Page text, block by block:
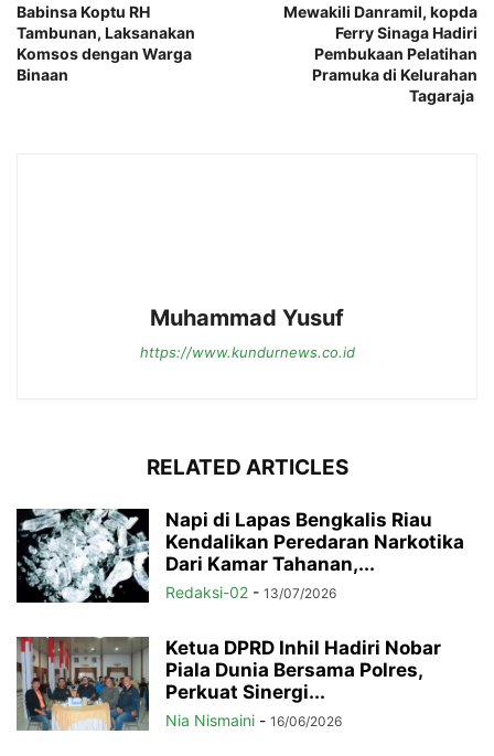
Babinsa Koptu RH
Tambunan, Laksanakan
Komsos dengan Warga
Binaan
Mewakili Danramil, kopda
Ferry Sinaga Hadiri
Pembukaan Pelatihan
Pramuka di Kelurahan
Tagaraja
Muhammad Yusuf
https://www.kundurnews.co.id
RELATED ARTICLES
Napi di Lapas Bengkalis Riau
Kendalikan Peredaran Narkotika
Dari Kamar Tahanan,...
Redaksi-02 - 13/07/2026
Ketua DPRD Inhil Hadiri Nobar
Piala Dunia Bersama Polres,
Perkuat Sinergi...
Nia Nismaini - 16/06/2026